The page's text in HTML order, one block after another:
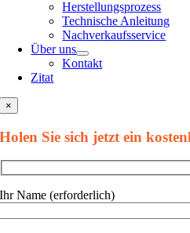
Herstellungsprozess
Technische Anleitung
Nachverkaufsservice
Über uns
Kontakt
Zitat
×
Holen Sie sich jetzt ein
Ihr Name (erforderlich)